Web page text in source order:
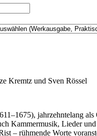
Kremtz und Sven Rössel
jahrzehntelang
Kammermusik, Lieder
– rühmende Worte